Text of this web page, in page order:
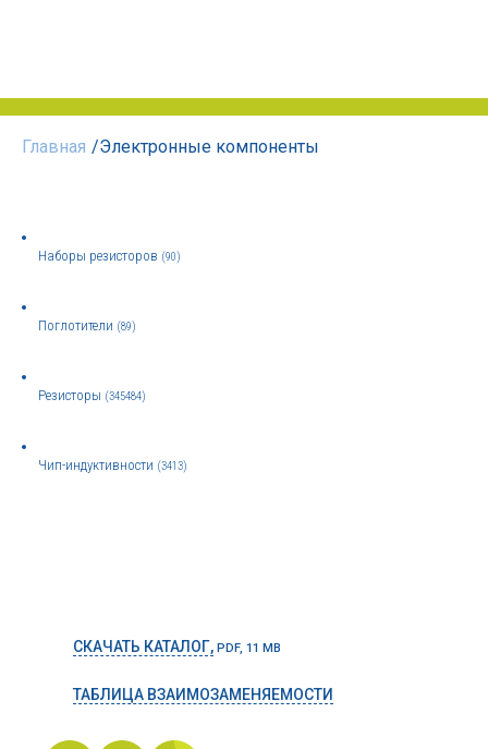
Главная /Электронные компоненты
Наборы резисторов (90)
Поглотители (89)
Резисторы (345484)
Чип-индуктивности (3413)
СКАЧАТЬ КАТАЛОГ, PDF, 11 MB
ТАБЛИЦА ВЗАИМОЗАМЕНЯЕМОСТИ